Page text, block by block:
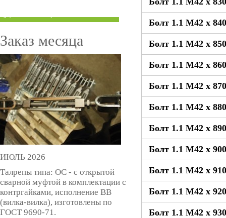
Болт 1.1 М42 x
Болт 1.1 М42 x
Болт 1.1 М42 x
Болт 1.1 М42 x
Болт 1.1 М42 x
Болт 1.1 М42 x
Болт 1.1 М42 x
Болт 1.1 М42 x
Болт 1.1 М42 x
Болт 1.1 М42 x
Заказ месяца
ИЮЛЬ 2026
Талрепы типа: ОС - с открытой
сварной муфтой в комплектации с
контргайками, исполнение ВВ
(вилка-вилка), изготовлены по
ГОСТ 9690-71.